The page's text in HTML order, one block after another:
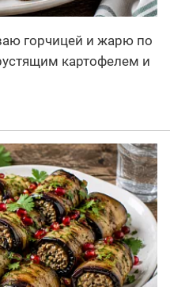
горчицей и жарю по
картофелем и